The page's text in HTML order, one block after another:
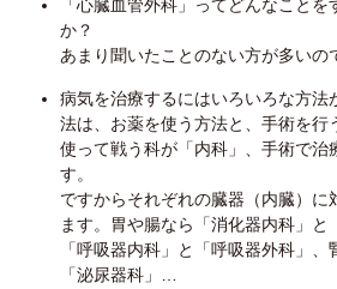
「心臓血管外科」ってどんなこと
か？
あまり聞いたことのない方が多いの
病気を治療するにはいろいろな方法
法は、お薬を使う方法と、手術を行
使って戦う科が「内科」、手術で治
す。
ですからそれぞれの臓器（内臓）に
ます。胃や腸なら「消化器内科」と
「呼吸器内科」と「呼吸器外科」
「泌尿器科」…